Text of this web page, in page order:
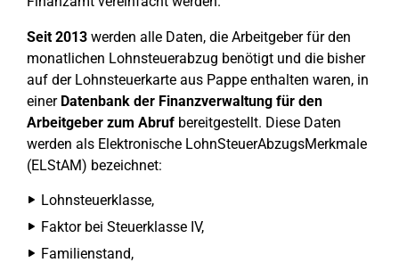
Seit 2013 werden alle Daten, die Arbeitgeber für den
monatlichen Lohnsteuerabzug benötigt und die bisher
auf der Lohnsteuerkarte aus Pappe enthalten waren, in
einer Datenbank der Finanzverwaltung für den
Arbeitgeber zum Abruf bereitgestellt. Diese Daten
werden als Elektronische LohnSteuerAbzugsMerkmale
(ELStAM) bezeichnet:
Lohnsteuerklasse,
Faktor bei Steuerklasse IV,
Familienstand,